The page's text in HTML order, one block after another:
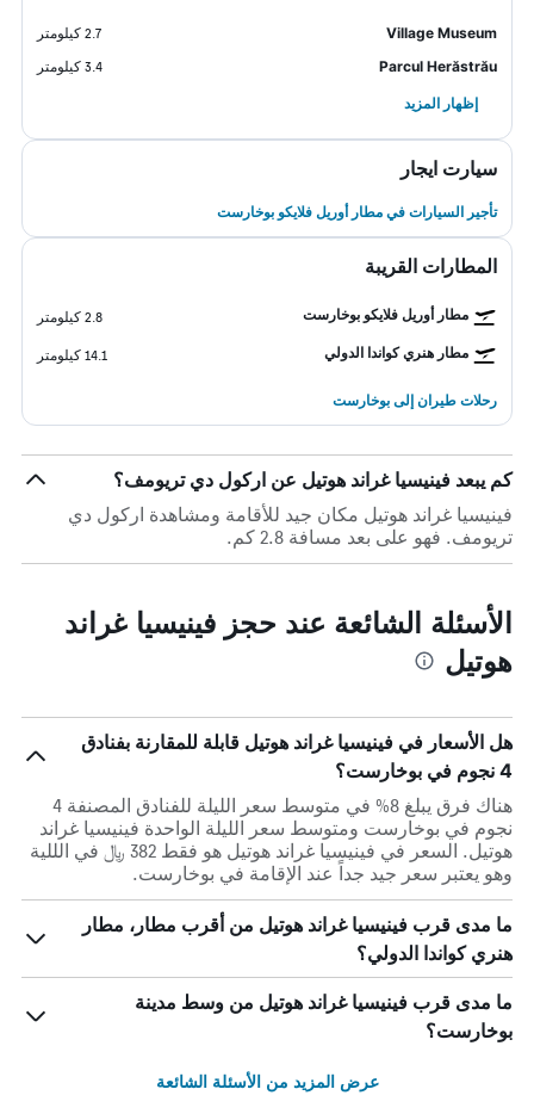
Village Museum
2.7 كيلومتر
Parcul Herăstrău
3.4 كيلومتر
إظهار المزيد
سيارت ايجار
تأجير السيارات في مطار أوريل فلايكو بوخارست
المطارات القريبة
مطار أوريل فلايكو بوخارست
2.8 كيلومتر
مطار هنري كواندا الدولي
14.1 كيلومتر
رحلات طيران إلى بوخارست
كم يبعد فينيسيا غراند هوتيل عن اركول دي تريومف؟
فينيسيا غراند هوتيل مكان جيد للأقامة ومشاهدة اركول دي
تريومف. فهو على بعد مسافة 2.8 كم.
الأسئلة الشائعة عند حجز فينيسيا غراند
هوتيل
هل الأسعار في فينيسيا غراند هوتيل قابلة للمقارنة بفنادق
4 نجوم في بوخارست؟
هناك فرق يبلغ 8% في متوسط ​​سعر الليلة للفنادق المصنفة 4
نجوم في بوخارست ومتوسط ​​سعر الليلة الواحدة فينيسيا غراند
هوتيل. السعر في فينيسيا غراند هوتيل هو فقط 382 ﷼ في الللية
وهو يعتبر سعر جيد جداً عند الإقامة في بوخارست.
ما مدى قرب فينيسيا غراند هوتيل من أقرب مطار، مطار
هنري كواندا الدولي؟
ما مدى قرب فينيسيا غراند هوتيل من وسط مدينة
بوخارست؟
عرض المزيد من الأسئلة الشائعة